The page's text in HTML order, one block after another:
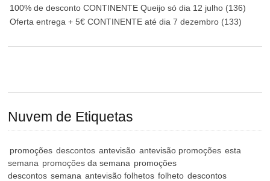
100% de desconto CONTINENTE Queijo só dia 12 julho (136)
Oferta entrega + 5€ CONTINENTE até dia 7 dezembro (133)
Nuvem de Etiquetas
promoções descontos antevisão antevisão promoções esta
semana promoções da semana promoções
descontos semana antevisão folhetos folheto descontos